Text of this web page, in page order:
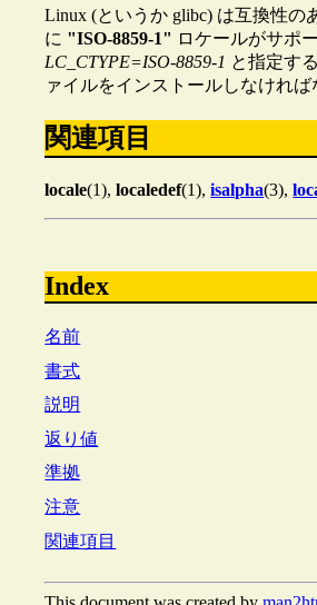
Linux (というか glibc) は互換性の
に "ISO-8859-1" ロケールがサポ
LC_CTYPE=ISO-8859-1 と指定す
ァイルをインストールしなければ
関連項目
locale(1),localedef(1),isalpha(3),
Index
名前
書式
説明
返り値
準拠
注意
関連項目